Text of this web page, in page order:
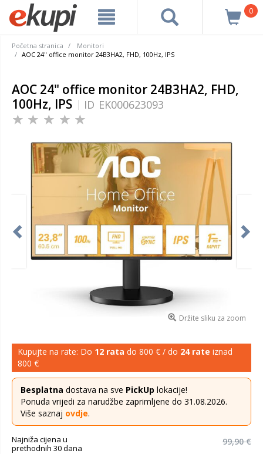
0
Početna stranica
Monitori
AOC 24" office monitor 24B3HA2, FHD, 100Hz, IPS
AOC 24" office monitor 24B3HA2, FHD,
100Hz, IPS
ID EK000623093
Držite sliku za zoom
Kupujte na rate: Do 12 rata do 800 € / do 24 rate iznad
800 €
Besplatna dostava na sve PickUp lokacije!
Ponuda vrijedi za narudžbe zaprimljene do 31.08.2026.
Više saznaj ovdje.
Najniža cijena u
prethodnih 30 dana
99,90 €